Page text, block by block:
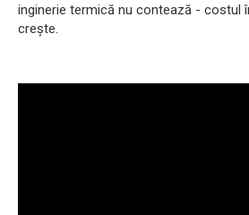
inginerie termică nu contează - costul
crește.